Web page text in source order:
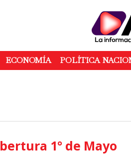
ECONOMÍA POLÍTICA
1° de Mayo